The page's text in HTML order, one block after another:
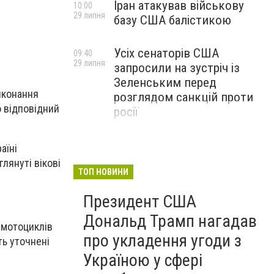
вікові
уточнені
Іран атакував військову
базу США балістикою
10:00
29 липня
Усіх сенаторів США
запросили на зустріч із
Зеленським перед
розглядом санкцій проти
росії
09:40
29 липня
ТОП НОВИНИ
Президент США
Дональд Трамп нагадав
про укладення угоди з
Україною у сфері